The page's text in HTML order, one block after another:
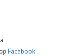
Facebook